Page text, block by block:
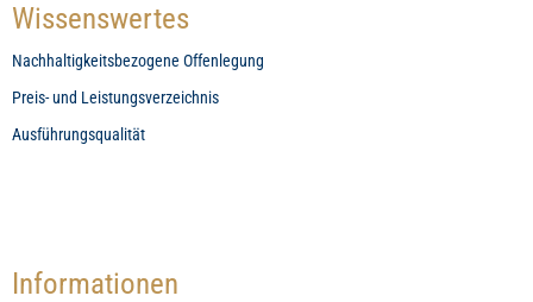
Wissenswertes
Nachhaltigkeitsbezogene Offenlegung
Preis- und Leistungsverzeichnis
Ausführungsqualität
Informationen